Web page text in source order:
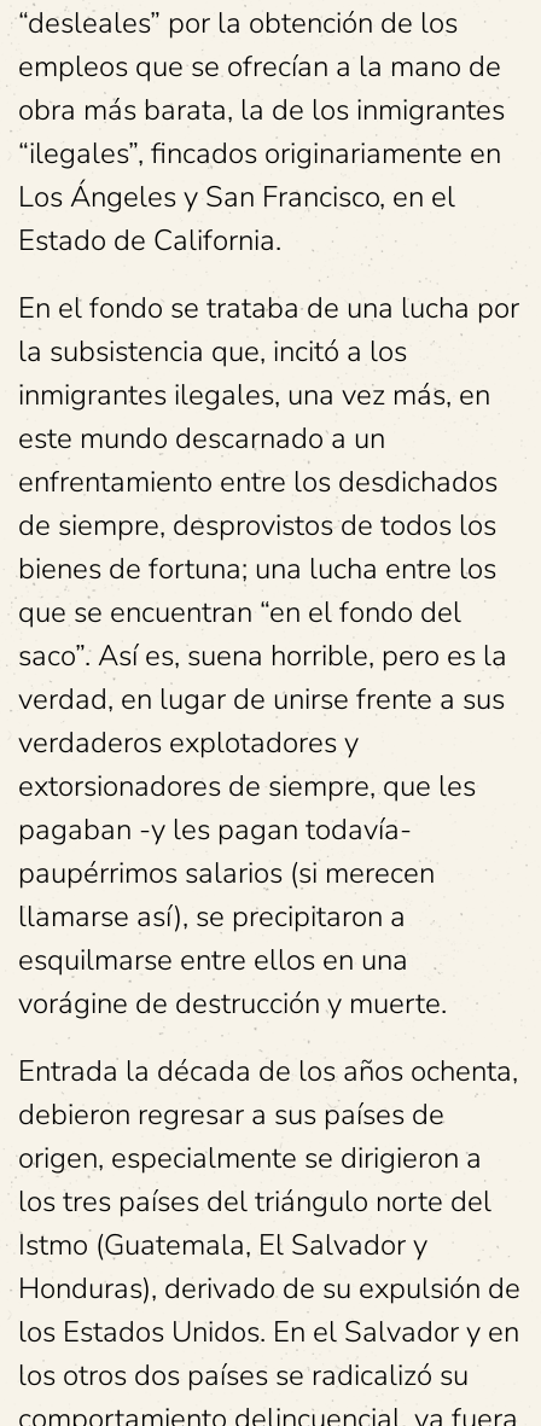
“desleales” por la obtención de los
empleos que se ofrecían a la mano de
obra más barata, la de los inmigrantes
“ilegales”, fincados originariamente en
Los Ángeles y San Francisco, en el
Estado de California.
En el fondo se trataba de una lucha por
la subsistencia que, incitó a los
inmigrantes ilegales, una vez más, en
este mundo descarnado a un
enfrentamiento entre los desdichados
de siempre, desprovistos de todos los
bienes de fortuna; una lucha entre los
que se encuentran “en el fondo del
saco”. Así es, suena horrible, pero es la
verdad, en lugar de unirse frente a sus
verdaderos explotadores y
extorsionadores de siempre, que les
pagaban -y les pagan todavía-
paupérrimos salarios (si merecen
llamarse así), se precipitaron a
esquilmarse entre ellos en una
vorágine de destrucción y muerte.
Entrada la década de los años ochenta,
debieron regresar a sus países de
origen, especialmente se dirigieron a
los tres países del triángulo norte del
Istmo (Guatemala, El Salvador y
Honduras), derivado de su expulsión de
los Estados Unidos. En el Salvador y en
los otros dos países se radicalizó su
comportamiento delincuencial, ya fuera